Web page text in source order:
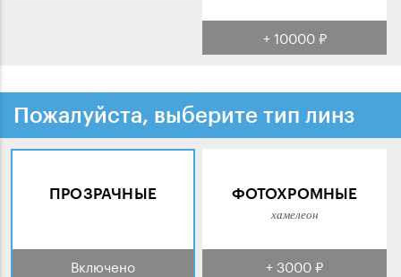
+ 10000 ₽
Пожалуйста, выберите тип линз
ПРОЗРАЧНЫЕ
Включено
ФОТОХРОМНЫЕ
хамелеон
+ 3000 ₽